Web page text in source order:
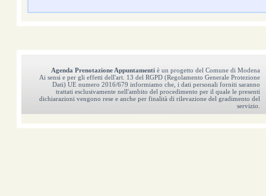
Agenda Prenotazione Appuntamentiè un progetto del Comune di Modena
Ai sensi e per gli effetti dell'art. 13 del RGPD (Regolamento Generale Protezione
Dati) UE numero 2016/679 informiamo che, i dati personali forniti saranno
trattati esclusivamente nell'ambito del procedimento per il quale le presenti
dichiarazioni vengono rese e anche per finalità di rilevazione del gradimento del
servizio.